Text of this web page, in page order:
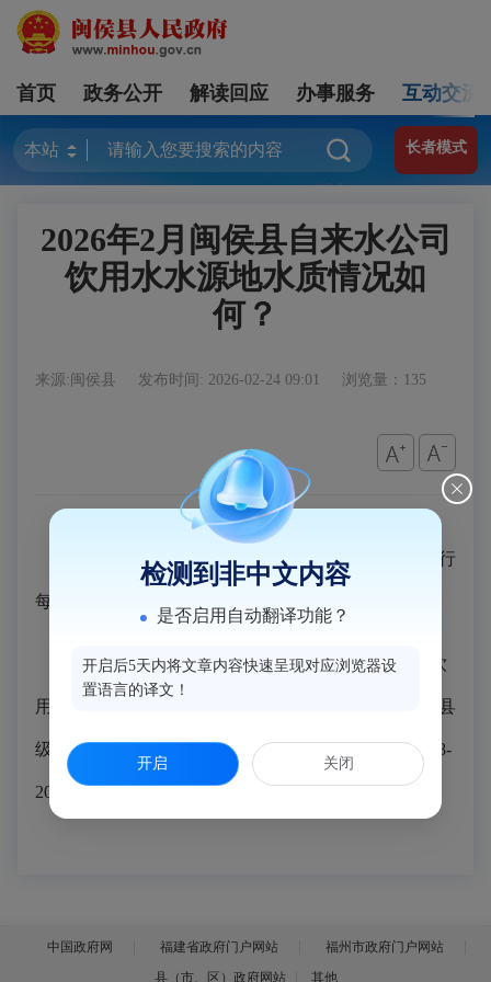
首页 政务公开 解读回应 办事服务 互动交流
长者模式
2026年2月闽侯县自来水公司
饮用水水源地水质情况如
何？
来源:闽侯县 发布时间: 2026-02-24 09:01 浏览量：135
根据国家规范要求，我县对县级饮用水水源地进行
每月监测一次。
2026年2月初，我县环境监测站对县自来水公司饮
用水水源地开展29项指标监测。监测结果显示，我县县
级水源地水质符合《地表水环境质量标准》（GB3838-
2002）Ⅲ类标准，水质达标率为100%。
中国政府网 福建省政府门户网站
福州市政府门户网站
县（市、区）政府网站
其他
检测到非中文内容
是否启用自动翻译功能？
开启后5天内将文章内容快速呈现对应浏览器设
置语言的译文！
开启 关闭